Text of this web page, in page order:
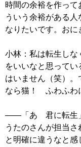
時間の余裕を作っ
ういう余裕がある
なりたいです。おに
小林：私は転生しな
をいいなと思ってい
はいません（笑）。
なら猫！ ふわふわ
——「あゝ君に転生
うたのさんが担当
と明確に違うなと